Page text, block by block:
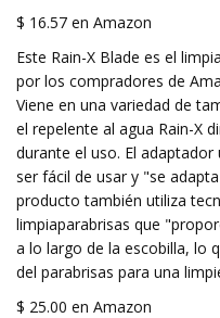
$ 16.57 en Amazon
Este Rain-X Blade es el
por los compradores de
Viene en una variedad de
el repelente al agua Rain-X
durante el uso. El adaptador
ser fácil de usar y "se
producto también utiliza
limpiaparabrisas que
a lo largo de la escobilla, lo
del parabrisas para una
$ 25.00 en Amazon